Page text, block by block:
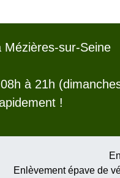
Mézières-sur-Seine
à 21h
!
Enlèvement épave de